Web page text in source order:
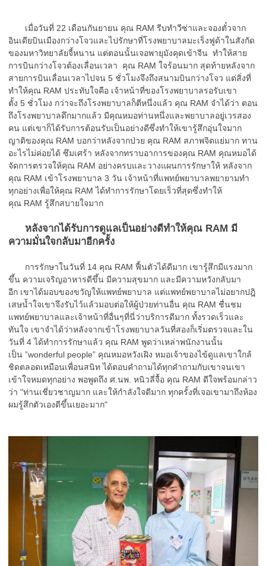
เมื่อวันที่ 22 เดือนกันยายน คุณ RAM รีบทำวีซ่าและจองตั๋วจาก
อินเดียบินเมืองกว่างโจวและไปรักษาที่โรงพยาบาลมะเร็งฟูด้าในสังกัด
ของมหาวิทยาลัยจี้หนาน แต่ตอนนั้นเจอพายุมังคุดเข้าจีน ทำให้สาย
การบินกว่างโจวต้องเลื่อนเวลา คุณ RAM ใจร้อนมาก สุดท้ายหลังจาก
สายการบินเลื่อนเวลาไปจน 5 ชั่วโมงจึงถึงสนามบินกว่างโจว แต่สิ่งที่
ทำให้คุณ RAM ประทับใจคือ เจ้าหน้าที่ของโรงพยาบาลรอรับเขา
ตั้ง 5 ชั่วโมง กว่าจะถึงโรงพยาบาลก็ตีหนึ่งแล้ว คุณ RAM จำได้ว่า ตอน
ถึงโรงพยาบาลดึกมากแล้ว มีคุณหมอท่านหนึ่งและพยาบาลอยู่เวรสอง
คน แต่เขาก็ได้รับการต้อนรับเป็นอย่างดีซึ่งทำให้เขารู้สึกอุ่นใจมาก
ญาติของคุณ RAM บอกว่าหลังจากป่วย คุณ RAM สภาพจิตแย่มาก ทาน
อะไรไม่ค่อยได้ ซึมเศร้า หลังจากทราบอาการของคุณ RAM คุณหมอได้
จัดการตรวจให้คุณ RAM อย่างครบและวางแผนการรักษาให้ หลังจาก
คุณ RAM เข้าโรงพยาบาล 3 วัน เจ้าหน้าที่แพทย์พยาบาลพยายามทำ
ทุกอย่างเพื่อให้คุณ RAM ได้ทำการรักษาโดยเร็วที่สุดซึ่งทำให้
คุณ RAM รู้สึกสบายใจมาก
หลังจากได้รับการดูแลเป็นอย่างดีทำให้คุณ RAM มี
ความมั่นใจกลับมาอีกครั้ง
การรักษาในวันที่ 14 คุณ RAM ฟื้นตัวได้ดีมาก เขารู้สึกมีแรงมาก
ขึ้น ความเจริญอาหารดีขึ้น มีความสุขมาก และมีความหวังกลับมา
อีก เขาได้มอบของขวัญให้แพทย์พยาบาล แต่แพทย์พยาบาลไม่อยากปฎิ
เสษน้ำใจเขาจึงรับไว้แล้วมอบต่อให้ผู้ป่วยท่านอื่น คุณ RAM ชื่นชม
แพทย์พยาบาลและเจ้าหน้าที่อื่นๆที่นี่ว่าบริการดีมาก ทั้งรวดเร็วและ
ทันใจ เขาจำได้ว่าหลังจากเข้าโรงพยาบาลวันที่สองก็เริ่มตรวจและใน
วันที่ 4 ได้ทำการรักษาแล้ว คุณ RAM พูดว่าเหล่าพนักงานนั้น
เป็น ”wonderful people” คุณหมอหวังเฝิง หมอเจ้าของไข้ดูแลเขาใกล้
ชิดตลอดเหมือนเพื่อนสนิท ได้ตอบคำถามได้ทุกคำถามกับเขาจนเขา
เข้าใจหมดทุกอย่าง พอพูดถึง ศ.นพ. หนิวลี่จื้อ คุณ RAM ดีใจพร้อมกล่าว
ว่า "ท่านเชี่ยวชาญมาก และให้กำลังใจดีมาก ทุกครั้งที่เจอเขามาถึงห้อง
ผมรู้สึกตัวเองดีขึ้นเยอะมาก"